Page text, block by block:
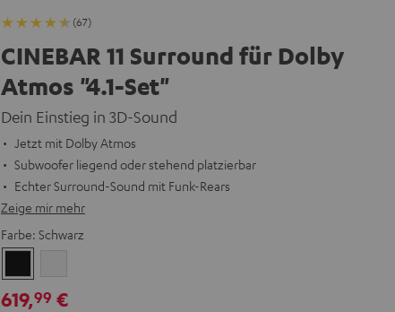
(67)
CINEBAR 11 Surround für Dolby
Atmos "4.1-Set"
Dein Einstieg in 3D-Sound
Jetzt mit Dolby Atmos
Subwoofer liegend oder stehend platzierbar
Echter Surround-Sound mit Funk-Rears
Zeige mir mehr
Farbe: Schwarz
619,99 €